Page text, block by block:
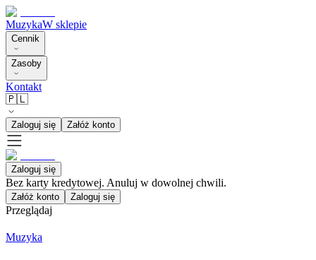
MuzykaW sklepie
Cennik
Zasoby
Kontakt
🇵🇱
Zaloguj się Załóż konto
Zaloguj się
Bez karty kredytowej. Anuluj w dowolnej chwili.
Załóż konto Zaloguj się
Przeglądaj
Muzyka